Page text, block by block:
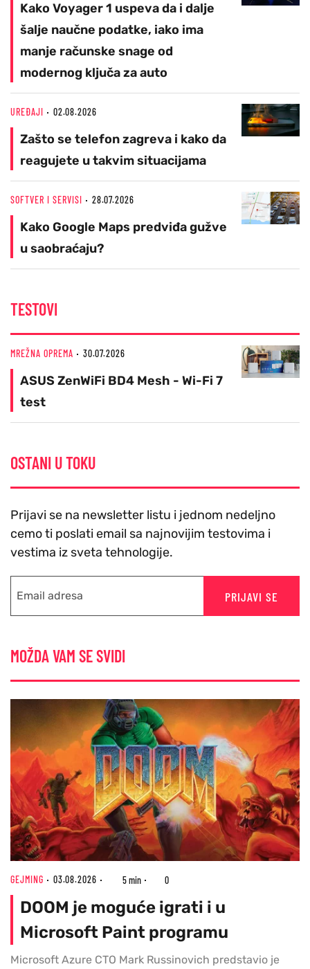
Kako Voyager 1 uspeva da i dalje
šalje naučne podatke, iako ima
manje računske snage od
modernog ključa za auto
UREĐAJI 02.08.2026
Zašto se telefon zagreva i kako da
reagujete u takvim situacijama
SOFTVER I SERVISI 28.07.2026
Kako Google Maps predviđa gužve
u saobraćaju?
TESTOVI
MREŽNA OPREMA 30.07.2026
ASUS ZenWiFi BD4 Mesh - Wi-Fi 7
test
OSTANI U TOKU
Prijavi se na newsletter listu i jednom nedeljno
cemo ti poslati email sa najnovijim testovima i
vestima iz sveta tehnologije.
PRIJAVI SE
MOŽDA VAM SE SVIDI
GEJMING 03.08.2026 5 min 0
DOOM je moguće igrati i u
Microsoft Paint programu
Microsoft Azure CTO Mark Russinovich predstavio je